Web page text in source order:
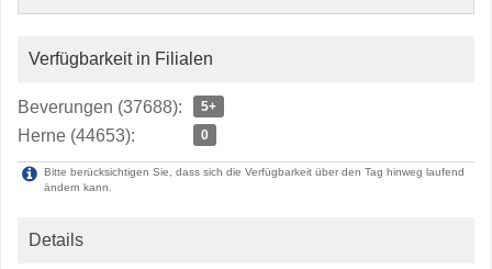
Verfügbarkeit in Filialen
Beverungen (37688): 5+
Herne (44653): 0
Bitte berücksichtigen Sie, dass sich die Verfügbarkeit über den Tag hinweg laufend
ändern kann.
Details